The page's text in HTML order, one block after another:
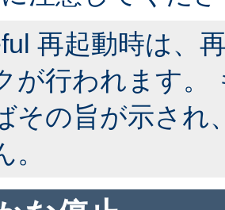
再起動時は、
が行われます。
その旨が示され
。